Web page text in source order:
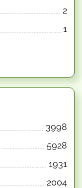
2
1
3998
5928
1931
2004